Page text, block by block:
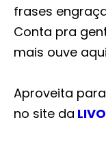
frases
Conta pra
mais ouve
Aproveita
no site da LIVO